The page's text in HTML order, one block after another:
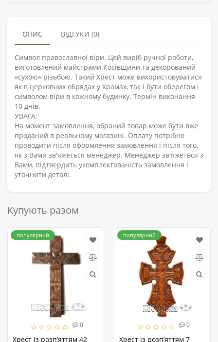
ОПИС ВІДГУКИ (0)
Символ православної віри. Цей виріб ручної роботи,
виготовлений майстрами Косівщини та декорований
«сухою» різьбою. Такий Хрест може використовуватися
як в церковних обрядах у Храмах, так і бути оберегом і
символом віри в кожному будинку. Термін виконання
10 днів.
УВАГА:
На момент замовлення, обраний товар може бути вже
проданий в реальному магазині. Оплату потрібно
проводити після оформлення замовлення і після того,
як з Вами зв'яжеться менеджер. Менеджер зв'яжеться з
Вами, підтвердить укомплектованість замовлення і
уточнити деталі.
Купують разом
популярний
0
Хрест із розп’яттям 42
популярний
0
Хрест із розп’яттям 7